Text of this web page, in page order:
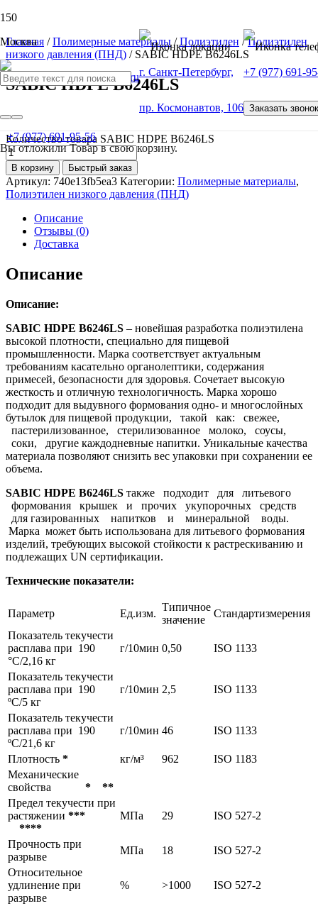
Москва
г. Санкт-Петербург,
пр. Космонавтов, 106
+7 (977) 691-
Заказать звонок
Вы отложилиТоварв свою корзину.
+7 (977) 691-95-56
Главная /Полимерные материалы /Полиэтилен /Полиэтилен
низкого давления (ПНД) / SABIC HDPE B6246LS
SABIC HDPE B6246LS
от100
Количество товара SABIC HDPE B6246LS
В корзину Быстрый заказ
Артикул: 740e13fb5ea3 Категории: Полимерные материалы,
Полиэтилен низкого давления (ПНД)
Описание
Отзывы (0)
Доставка
Описание
Описание:
SABIC HDPE B6246LS – новейшая разработка полиэтилена
высокой плотности, специально для пищевой
промышленности. Марка соответствует актуальным
требованиям касательно органолептики, содержания
примесей, безопасности для здоровья. Сочетает высокую
жесткость и отличную технологичность. Марка хорошо
подходит для выдувного формования одно- и многослойных
бутылок для пищевой продукции, такой как: свежее,
пастерилизованное, стерилизованное молоко, соусы,
соки, другие каждодневные напитки. Уникальные качества
материала позволяют снизить вес упаковки при сохранении ее
объема.
SABIC HDPE B6246LS также подходит для литьевого
формования крышек и прочих укупорочных средств
для газированных напитков и минеральной воды.
Марка может быть использована для литьевого формования
изделий, требующих высокой стойкости к растрескиванию и
подлежащих UN cертификации.
Технические показатели:
Параметр Ед.изм.
Типичное
значение
Стандартизмерения
Показатель текучести
расплава при 190
°С/2,16 кг
г/10мин 0,50 ISO 1133
Показатель текучести
расплава при 190
ºС/5 кг
г/10мин 2,5 ISO 1133
Показатель текучести
расплава при 190
ºС/21,6 кг
г/10мин 46 ISO 1133
Плотность * кг/м³ 962
ISO 1183
Механические
свойства * **
Предел текучести при
растяжении ***
****
МПа 29 ISO 527-2
Прочность при
разрыве
МПа 18
ISO 527-2
Относительное
удлинение при
разрыве
% >1000 ISO 527-2